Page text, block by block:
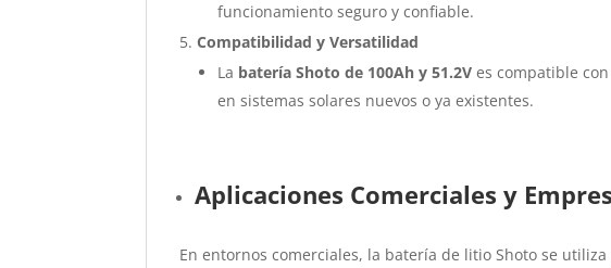
funcionamiento seguro y confiable.
Compatibilidad y Versatilidad
La batería Shoto de 100Ah y 51.2V es compatible
en sistemas solares nuevos o ya existentes.
Aplicaciones Comerciales y
En entornos comerciales, la batería de litio Shoto se